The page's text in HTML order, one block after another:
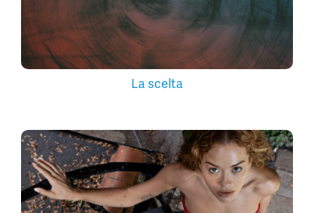
La scelta